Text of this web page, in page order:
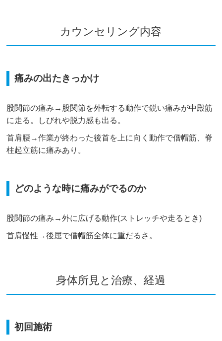
カウンセリング内容
痛みの出たきっかけ
股関節の痛み→股関節を外転する動作で鋭い痛みが中殿筋
に走る。しびれや脱力感も出る。
首肩腰→作業が終わった後首を上に向く動作で僧帽筋、脊
柱起立筋に痛みあり。
どのような時に痛みがでるのか
股関節の痛み→外に広げる動作(ストレッチや走るとき)
首肩慢性→後屈で僧帽筋全体に重だるさ。
身体所見と治療、経過
初回施術